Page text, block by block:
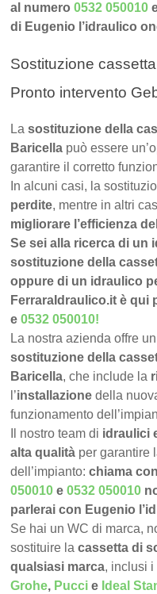
al numero0532 050010
di Eugenio l’idraulico
Sostituzione
Pronto intervento
Lasostituzione della
Baricella può essere
garantire il corretto
In alcuni casi, la
perdite, mentre in altri
migliorare l’efficienza
Se sei alla ricerca di un
sostituzione della
oppure di un idraulico
FerraraIdraulico.it è qui
e0532 050010!
La nostra azienda offre
sostituzione della
Baricella, che include la
l’installazione della
funzionamento
Il nostro team di idraulici
alta qualità per garantire
dell’impianto:chiama
050010 e0532 050010
parlerai con Eugenio
Se hai un WC di marca,
sostituire lacassetta di
qualsiasi marca, inclusi
Grohe, Pucci e Ideal